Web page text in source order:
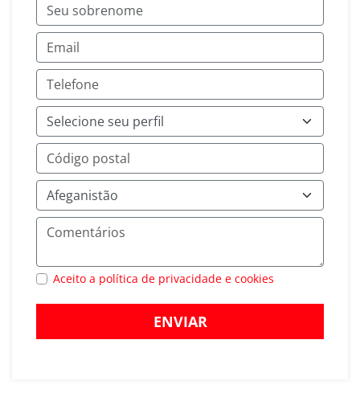
Aceito a política de privacidade e cookies
ENVIAR